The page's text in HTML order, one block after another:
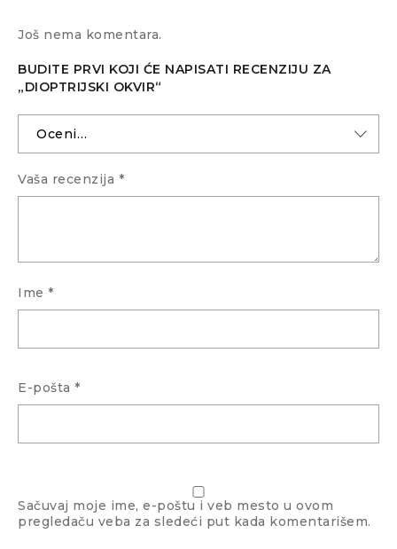
Još nema komentara.
BUDITE PRVI KOJI ĆE NAPISATI RECENZIJU ZA
„DIOPTRIJSKI OKVIR“
Vaša recenzija *
Ime *
E-pošta *
Sačuvaj moje ime, e-poštu i veb mesto u ovom
pregledaču veba za sledeći put kada komentarišem.